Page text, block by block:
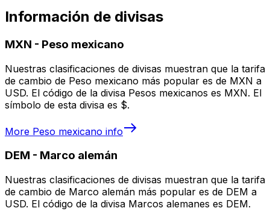
Información de divisas
MXN - Peso mexicano
Nuestras clasificaciones de divisas muestran que la tarifa
de cambio de Peso mexicano más popular es de MXN a
USD. El código de la divisa Pesos mexicanos es MXN. El
símbolo de esta divisa es $.
More Peso mexicano info
DEM - Marco alemán
Nuestras clasificaciones de divisas muestran que la tarifa
de cambio de Marco alemán más popular es de DEM a
USD. El código de la divisa Marcos alemanes es DEM.